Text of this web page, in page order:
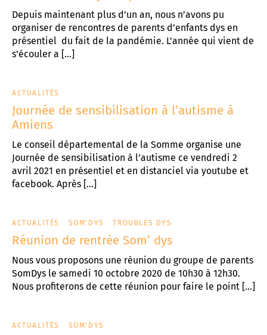
Depuis maintenant plus d’un an, nous n’avons pu
organiser de rencontres de parents d’enfants dys en
présentiel du fait de la pandémie. L’année qui vient de
s’écouler a […]
ACTUALITÉS
Journée de sensibilisation à l’autisme à
Amiens
Le conseil départemental de la Somme organise une
Journée de sensibilisation à l’autisme ce vendredi 2
avril 2021 en présentiel et en distanciel via youtube et
facebook. Après […]
ACTUALITÉS SOM'DYS TROUBLES DYS
Réunion de rentrée Som’ dys
Nous vous proposons une réunion du groupe de parents
SomDys le samedi 10 octobre 2020 de 10h30 à 12h30.
Nous profiterons de cette réunion pour faire le point […]
ACTUALITÉS SOM'DYS